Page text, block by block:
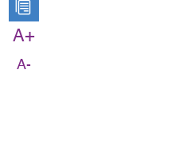
A+
A-